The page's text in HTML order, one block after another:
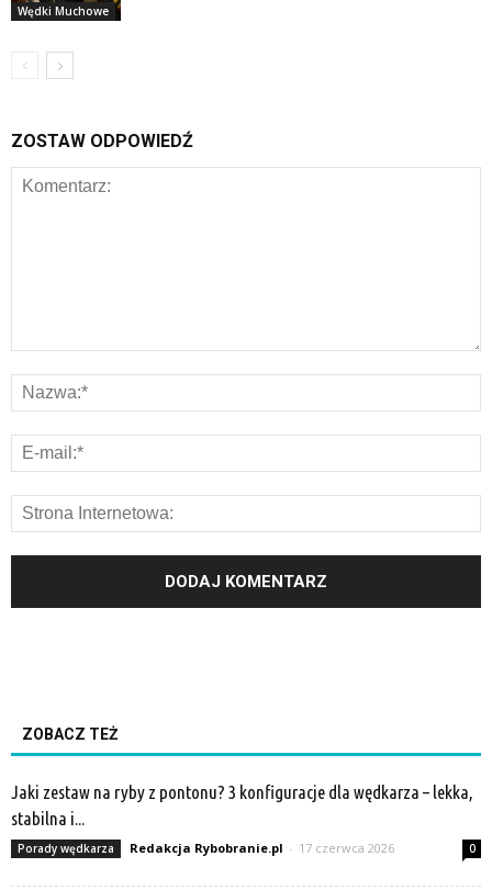
Wędki Muchowe
ZOSTAW ODPOWIEDŹ
ZOBACZ TEŻ
Jaki zestaw na ryby z pontonu? 3 konfiguracje dla wędkarza – lekka,
stabilna i...
Porady wędkarza Redakcja Rybobranie.pl - 17 czerwca 2026 0